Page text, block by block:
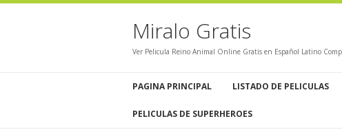
Miralo Gratis
Ver Pelicula Reino Animal Online Gratis en Español Latino
PAGINA PRINCIPAL LISTADO DE PELICULAS
PELICULAS DE SUPERHEROES